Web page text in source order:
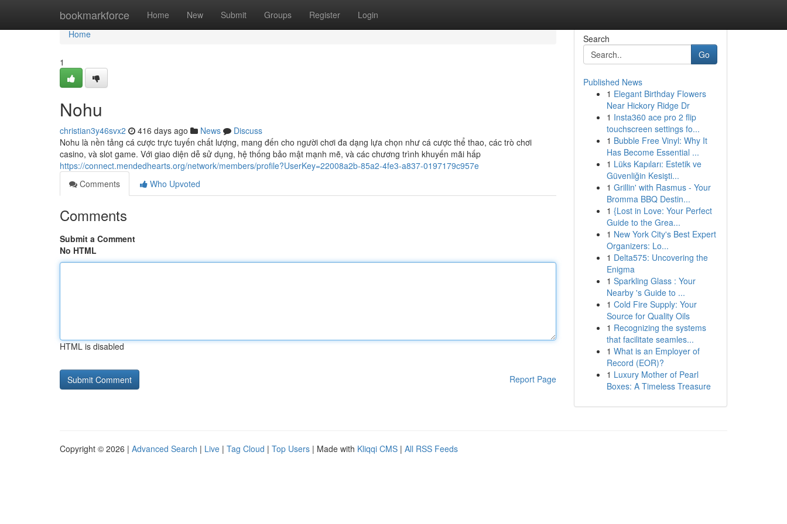
bookmarkforce Home New Submit Groups Register Login
Home
Home
1
Nohu
christian3y46svx2 416 days ago News
Discuss
Nohu là nền tảng cá cược trực tuyến chất lượng, mang đến cho người chơi đa dạng lựa chọn như cá cược thể thao, các trò chơi
casino, và slot game. Với giao diện dễ sử dụng, hệ thống bảo mật mạnh mẽ, và các chương trình khuyến mãi hấp
https://connect.mendedhearts.org/network/members/profile?UserKey=22008a2b-85a2-4fe3-a837-0197179c957e
Comments
Who Upvoted
Comments
Submit a Comment
No HTML
HTML is disabled
Report Page
Search
Go
Published News
1 Elegant Birthday Flowers
Near Hickory Ridge Dr
1 Insta360 ace pro 2 flip
touchscreen settings fo...
1 Bubble Free Vinyl: Why It
Has Become Essential ...
1 Lüks Kapıları: Estetik ve
Güvenliğin Kesişti...
1 Grillin' with Rasmus - Your
Bromma BBQ Destin...
1 {Lost in Love: Your Perfect
Guide to the Grea...
1 New York City's Best Expert
Organizers: Lo...
1 Delta575: Uncovering the
Enigma
1 Sparkling Glass : Your
Nearby 's Guide to ...
1 Cold Fire Supply: Your
Source for Quality Oils
1 Recognizing the systems
that facilitate seamles...
1 What is an Employer of
Record (EOR)?
1 Luxury Mother of Pearl
Boxes: A Timeless Treasure
Copyright © 2026 | Advanced Search | Live | Tag Cloud | Top Users | Made with Kliqqi CMS | All RSS Feeds